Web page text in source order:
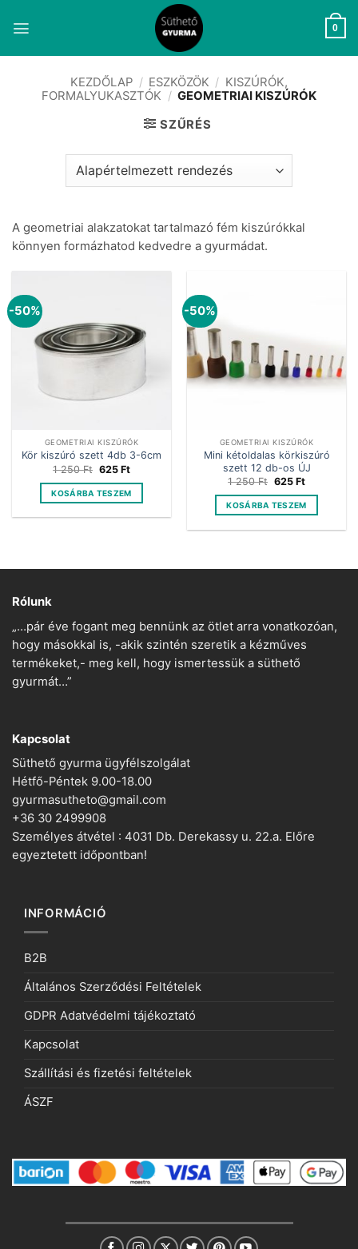
0
KEZDŐLAP / ESZKÖZÖK / KISZÚRÓK,
FORMALYUKASZTÓK / GEOMETRIAI KISZÚRÓK
SZŰRÉS
A geometriai alakzatokat tartalmazó fém kiszúrókkal
könnyen formázhatod kedvedre a gyurmádat.
-50%
GEOMETRIAI KISZÚRÓK
Kör kiszúró szett 4db 3-6cm
1 250Ft Original
was:
1
250 Ft.
625 FtCurrent
is:
625 Ft.
KOSÁRBA TESZEM
-50%
GEOMETRIAI KISZÚRÓK
Mini kétoldalas körkiszúró
szett 12 db-os ÚJ
1 250Ft Original
was:
1
250 Ft.
625 FtCurrent
is:
625 Ft.
KOSÁRBA TESZEM
Rólunk
„…pár éve fogant meg bennünk az ötlet arra vonatkozóan,
hogy másokkal is, -akik szintén szeretik a kézműves
termékeket,- meg kell, hogy ismertessük a süthető
gyurmát…”
Kapcsolat
Süthető gyurma ügyfélszolgálat
Hétfő-Péntek 9.00-18.00
gyurmasutheto@gmail.com
+36 30 2499908
Személyes átvétel : 4031 Db. Derekassy u. 22.a. Előre
egyeztetett időpontban!
INFORMÁCIÓ
B2B
Általános Szerződési Feltételek
GDPR Adatvédelmi tájékoztató
Kapcsolat
Szállítási és fizetési feltételek
ÁSZF